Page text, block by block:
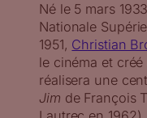
Né le 5 mars
Nationale
1951, Christian
le cinéma et
réalisera une
Jim de François